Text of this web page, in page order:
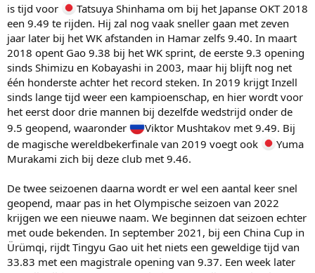
is tijd voor
Tatsuya Shinhama om bij het Japanse OKT 2018
een 9.49 te rijden. Hij zal nog vaak sneller gaan met zeven
jaar later bij het WK afstanden in Hamar zelfs 9.40. In maart
2018 opent Gao 9.38 bij het WK sprint, de eerste 9.3 opening
sinds Shimizu en Kobayashi in 2003, maar hij blijft nog net
één honderste achter het record steken. In 2019 krijgt Inzell
sinds lange tijd weer een kampioenschap, en hier wordt voor
het eerst door drie mannen bij dezelfde wedstrijd onder de
9.5 geopend, waaronder
Viktor Mushtakov met 9.49. Bij
de magische wereldbekerfinale van 2019 voegt ook
Yuma
Murakami zich bij deze club met 9.46.
De twee seizoenen daarna wordt er wel een aantal keer snel
geopend, maar pas in het Olympische seizoen van 2022
krijgen we een nieuwe naam. We beginnen dat seizoen echter
met oude bekenden. In september 2021, bij een China Cup in
Ürümqi, rijdt Tingyu Gao uit het niets een geweldige tijd van
33.83 met een magistrale opening van 9.37. Een week later